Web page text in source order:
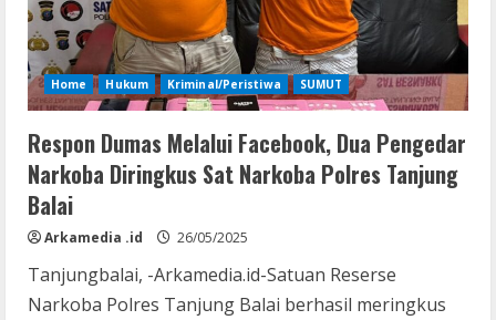
Home Hukum Kriminal/Peristiwa SUMUT
Respon Dumas Melalui Facebook, Dua Pengedar
Narkoba Diringkus Sat Narkoba Polres Tanjung
Balai
Arkamedia .id 26/05/2025
Tanjungbalai, -Arkamedia.id-Satuan Reserse
Narkoba Polres Tanjung Balai berhasil meringkus